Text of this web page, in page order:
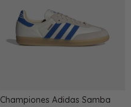
Championes Adidas Samba